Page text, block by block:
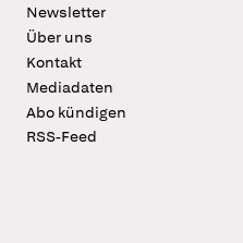
Newsletter
Über uns
Kontakt
Mediadaten
Abo kündigen
RSS-Feed